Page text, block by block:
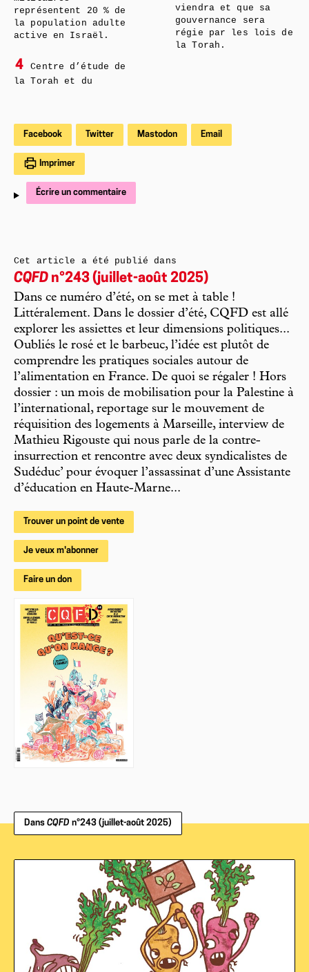
représentent 20 % de
la population adulte
active en Israël.
4
Centre d’étude de
la Torah et du
viendra et que sa
gouvernance sera
régie par les lois de
la Torah.
Facebook Twitter Mastodon Email
Imprimer
Écrire un commentaire
Cet article a été publié dans
CQFD n°243 (juillet-août 2025)
Dans ce numéro d’été, on se met à table !
Littéralement. Dans le dossier d’été, CQFD est allé
explorer les assiettes et leur dimensions politiques...
Oubliés le rosé et le barbeuc, l’idée est plutôt de
comprendre les pratiques sociales autour de
l’alimentation en France. De quoi se régaler ! Hors
dossier : un mois de mobilisation pour la Palestine à
l’international, reportage sur le mouvement de
réquisition des logements à Marseille, interview de
Mathieu Rigouste qui nous parle de la contre-
insurrection et rencontre avec deux syndicalistes de
Sudéduc’ pour évoquer l’assassinat d’une Assistante
d’éducation en Haute-Marne...
Trouver un point de vente
Je veux m'abonner
Faire un don
Dans CQFD n°243 (juillet-août 2025)